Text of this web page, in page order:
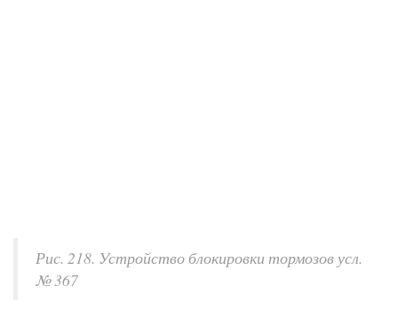
Рис. 218. Устройство блокировки тормозов усл.
№ 367